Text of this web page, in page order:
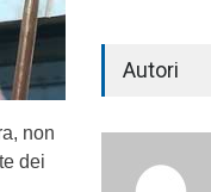
non
dei
Autori